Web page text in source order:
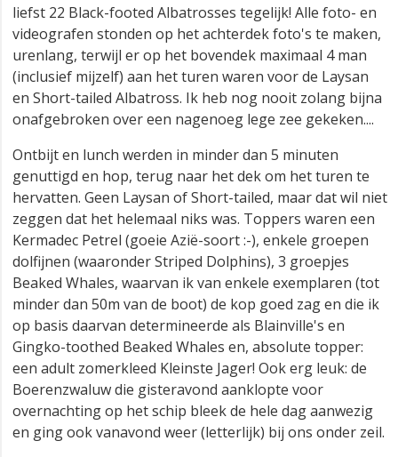
liefst 22 Black-footed Albatrosses tegelijk! Alle foto- en
videografen stonden op het achterdek foto's te maken,
urenlang, terwijl er op het bovendek maximaal 4 man
(inclusief mijzelf) aan het turen waren voor de Laysan
en Short-tailed Albatross. Ik heb nog nooit zolang bijna
onafgebroken over een nagenoeg lege zee gekeken....
Ontbijt en lunch werden in minder dan 5 minuten
genuttigd en hop, terug naar het dek om het turen te
hervatten. Geen Laysan of Short-tailed, maar dat wil niet
zeggen dat het helemaal niks was. Toppers waren een
Kermadec Petrel (goeie Azië-soort :-), enkele groepen
dolfijnen (waaronder Striped Dolphins), 3 groepjes
Beaked Whales, waarvan ik van enkele exemplaren (tot
minder dan 50m van de boot) de kop goed zag en die ik
op basis daarvan determineerde als Blainville's en
Gingko-toothed Beaked Whales en, absolute topper:
een adult zomerkleed Kleinste Jager! Ook erg leuk: de
Boerenzwaluw die gisteravond aanklopte voor
overnachting op het schip bleek de hele dag aanwezig
en ging ook vanavond weer (letterlijk) bij ons onder zeil.